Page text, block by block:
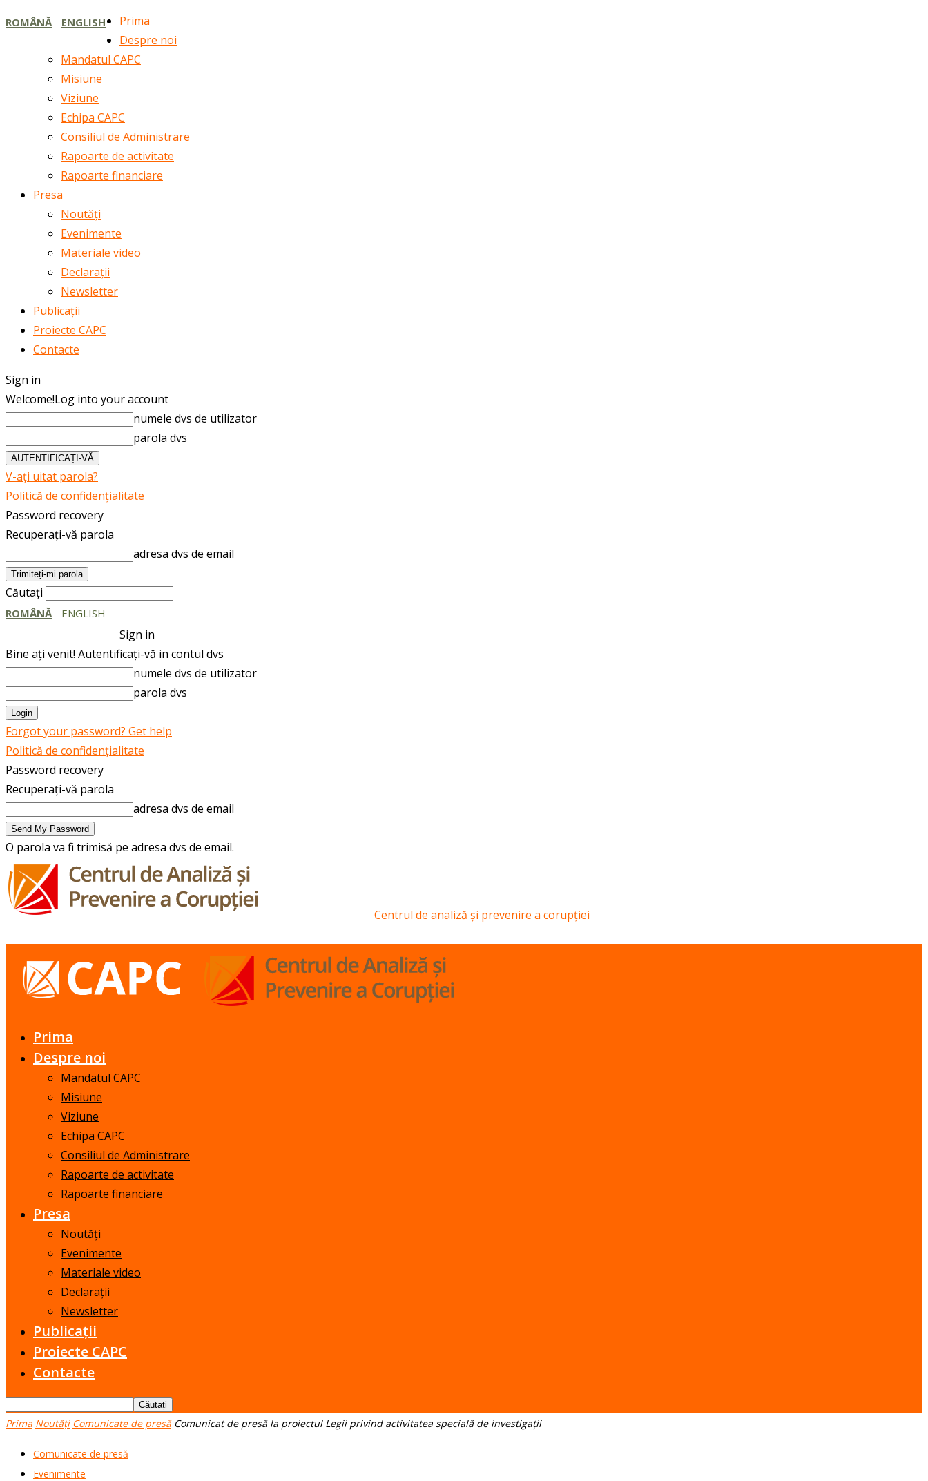
ROMÂNĂ ENGLISH
Prima
Despre noi
Mandatul CAPC
Misiune
Viziune
Echipa CAPC
Consiliul de Administrare
Rapoarte de activitate
Rapoarte financiare
Presa
Noutăți
Evenimente
Materiale video
Declarații
Newsletter
Publicații
Proiecte CAPC
Contacte
Sign in
Welcome!Log into your account
numele dvs de utilizator
parola dvs
V-ați uitat parola?
Politică de confidențialitate
Password recovery
Recuperați-vă parola
adresa dvs de email
Căutați
ROMÂNĂ ENGLISH
Sign in
Bine ați venit! Autentificați-vă in contul dvs
numele dvs de utilizator
parola dvs
Forgot your password? Get help
Politică de confidențialitate
Password recovery
Recuperați-vă parola
adresa dvs de email
O parola va fi trimisă pe adresa dvs de email.
Centrul de analiză și prevenire a corupției
Prima
Despre noi
Mandatul CAPC
Misiune
Viziune
Echipa CAPC
Consiliul de Administrare
Rapoarte de activitate
Rapoarte financiare
Presa
Noutăți
Evenimente
Materiale video
Declarații
Newsletter
Publicații
Proiecte CAPC
Contacte
Prima Noutăți Comunicate de presă Comunicat de presă la proiectul Legii privind activitatea specială de investigații
Comunicate de presă
Evenimente